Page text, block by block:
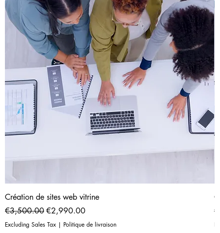
Création de sites web vitrine
Regular Price
€3,500.00 Sale Price
€2,990.00
Excluding Sales Tax| Politique de livraison